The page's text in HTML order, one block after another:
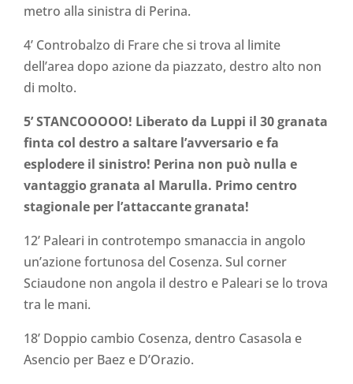
metro alla sinistra di Perina.
4’ Controbalzo di Frare che si trova al limite
dell’area dopo azione da piazzato, destro alto non
di molto.
5’ STANCOOOOO! Liberato da Luppi il 30 granata
finta col destro a saltare l’avversario e fa
esplodere il sinistro! Perina non può nulla e
vantaggio granata al Marulla. Primo centro
stagionale per l’attaccante granata!
12’ Paleari in controtempo smanaccia in angolo
un’azione fortunosa del Cosenza. Sul corner
Sciaudone non angola il destro e Paleari se lo trova
tra le mani.
18’ Doppio cambio Cosenza, dentro Casasola e
Asencio per Baez e D’Orazio.